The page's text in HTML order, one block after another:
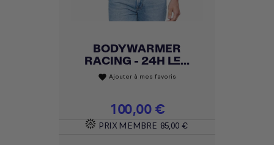
BODYWARMER
RACING - 24H LE...
favorite Ajouter à mes favoris
Prix
100,00 €
PRIX MEMBRE 85,00 €